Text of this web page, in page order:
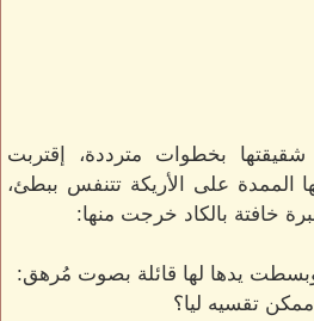
بخطوات مترددة، إقتربت
الممدة على الأريكة تتنفس ببطئ،
خافتة بالكاد خرجت منها:
وبسطت يدها لها قائلة بصوت مُرهق:
تقسيه ليا؟